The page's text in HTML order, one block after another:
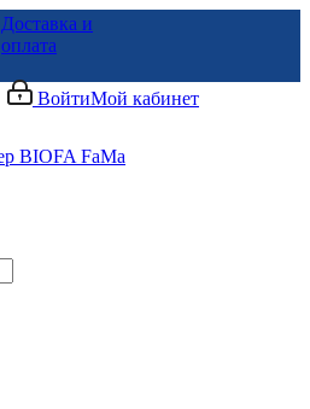
Доставка и
оплата
ВойтиМой кабинет